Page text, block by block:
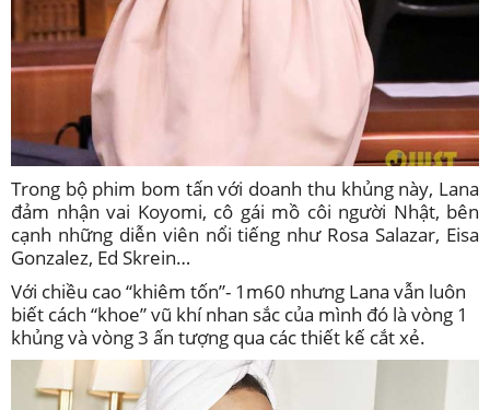
Trong bộ phim bom tấn với doanh thu khủng này, Lana
đảm nhận vai Koyomi, cô gái mồ côi người Nhật, bên
cạnh những diễn viên nổi tiếng như Rosa Salazar, Eisa
Gonzalez, Ed Skrein…
Với chiều cao “khiêm tốn”- 1m60 nhưng Lana vẫn luôn
biết cách “khoe” vũ khí nhan sắc của mình đó là vòng 1
khủng và vòng 3 ấn tượng qua các thiết kế cắt xẻ.